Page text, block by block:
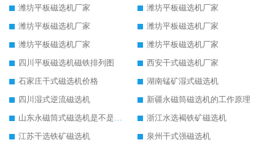
潍坊平板磁选机厂家
潍坊平板磁选机厂家
潍坊平板磁选机厂家
潍坊平板磁选机厂家
潍坊平板磁选机厂家
潍坊平板磁选机厂家
四川平板磁选机磁铁排列图
西安干式磁选机厂家
石家庄干式磁选机价格
湖南锰矿湿式磁选机
四川湿式逆流磁选机
新疆永磁筒磁选机的工作原理
山东永磁筒式磁选机是不是强磁
浙江水选褐铁矿磁选机
江苏干选铁矿磁选机
泉州干式强磁选机